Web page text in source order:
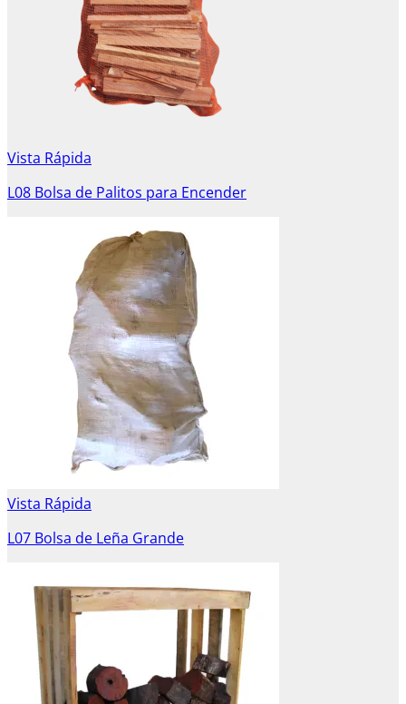
Vista Rápida
L08 Bolsa de Palitos para Encender
Vista Rápida
L07 Bolsa de Leña Grande